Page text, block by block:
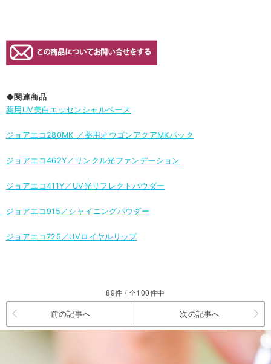
◆関連商品
薬用UV美白エッセンシャルベース
ジョアエコ280MK ／薬用オウゴンアクアMKパック
ジョアエコ462Y／リンクル光ファンデーション
ジョアエコ411Y／UV光リフレクトパウダー
ジョアエコ915／シャイニングパウダー
ジョアエコ725／UVロイヤルリップ
89件 / 全100件中
前の記事へ 次の記事へ